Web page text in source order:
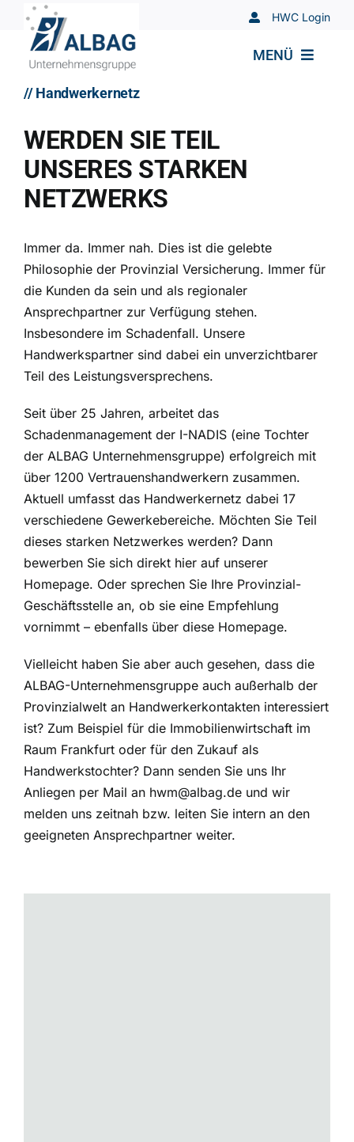
springen
HWC Login
MENÜ
ÜBER UNS
DIENSTLEISTUNGEN
HANDWERKERNETZ
KONTAKT
// Handwerkernetz
WERDEN SIE TEIL
UNSERES STARKEN
NETZWERKS
Immer da. Immer nah. Dies ist die gelebte
Philosophie der Provinzial Versicherung. Immer für
die Kunden da sein und als regionaler
Ansprechpartner zur Verfügung stehen.
Insbesondere im Schadenfall. Unsere
Handwerkspartner sind dabei ein unverzichtbarer
Teil des Leistungsversprechens.
Seit über 25 Jahren, arbeitet das
Schadenmanagement der I-NADIS (eine Tochter
der ALBAG Unternehmensgruppe) erfolgreich mit
über 1200 Vertrauenshandwerkern zusammen.
Aktuell umfasst das Handwerkernetz dabei 17
verschiedene Gewerkebereiche. Möchten Sie Teil
dieses starken Netzwerkes werden? Dann
bewerben Sie sich direkt hier auf unserer
Homepage. Oder sprechen Sie Ihre Provinzial-
Geschäftsstelle an, ob sie eine Empfehlung
vornimmt – ebenfalls über diese Homepage.
Vielleicht haben Sie aber auch gesehen, dass die
ALBAG-Unternehmensgruppe auch außerhalb der
Provinzialwelt an Handwerkerkontakten interessiert
ist? Zum Beispiel für die Immobilienwirtschaft im
Raum Frankfurt oder für den Zukauf als
Handwerkstochter? Dann senden Sie uns Ihr
Anliegen per Mail an hwm@albag.de und wir
melden uns zeitnah bzw. leiten Sie intern an den
geeigneten Ansprechpartner weiter.